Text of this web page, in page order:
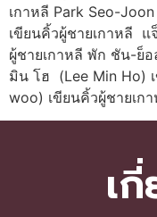
เกาหลี Park Seo-
เขียนคิ้วผู้ชายเกาหลี
ผู้ชายเกาหลี พัก ชัน-ย็อ
มิน โฮ (Lee Min Ho)
woo) เขียนคิ้วผู้ชายเก
เ